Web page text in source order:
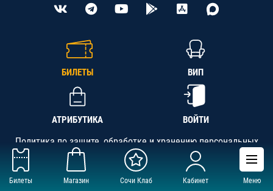
Билеты Магазин Сочи Клаб Кабинет Меню
БИЛЕТЫ ВИП
АТРИБУТИКА ВОЙТИ
Политика по защите, обработке и хранению персональных
данных
АНО «СК «Кубань-Регион», ОГРН 1142300002349,